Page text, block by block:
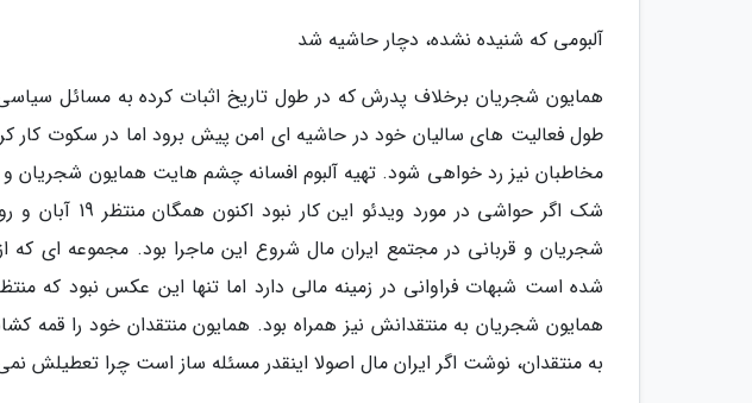
آلبومی که شنیده نشده، دچار حاشیه شد
همایون شجریان برخلاف پدرش که در طول تاریخ اثبات کرده به مسائل
طول فعالیت های سالیان خود در حاشیه ای امن پیش برود اما در سکوت کار
شک اگر حواشی در
شجریان و قربانی در مجتمع ایران مال شروع این ماجرا بود. مجموعه ای که
شده است شبهات فراوانی در زمینه مالی دارد اما تنها این عکس نبود که
همایون شجریان به منتقدانش نیز همراه بود. همایون منتقدان خود را قمه
به منتقدان، نوشت اگر ایران مال اصولا اینقدر مسئله ساز است چرا تعطیلش